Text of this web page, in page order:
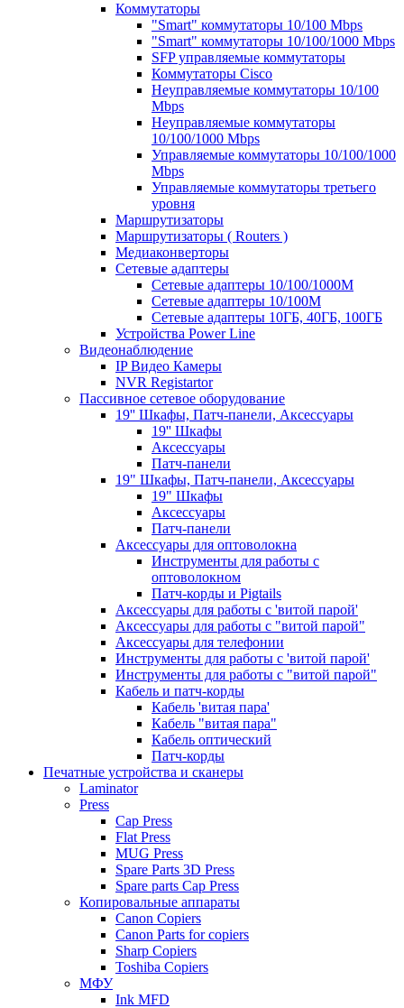
Коммутаторы
"Smart" коммутаторы 10/100 Mbps
"Smart" коммутаторы 10/100/1000 Mbps
SFP управляемые коммутаторы
Коммутаторы Cisco
Неуправляемые коммутаторы 10/100
Mbps
Неуправляемые коммутаторы
10/100/1000 Mbps
Управляемые коммутаторы 10/100/1000
Mbps
Управляемые коммутаторы третьего
уровня
Маршрутизаторы
Маршрутизаторы ( Routers )
Медиаконверторы
Сетевые адаптеры
Сетевые адаптеры 10/100/1000М
Сетевые адаптеры 10/100M
Сетевые адаптеры 10ГБ, 40ГБ, 100ГБ
Устройства Power Line
Видеонаблюдение
IP Видео Камеры
NVR Registartor
Пассивное сетевое оборудование
19'' Шкафы, Патч-панели, Аксессуары
19'' Шкафы
Аксессуары
Патч-панели
19" Шкафы, Патч-панели, Аксессуары
19" Шкафы
Аксессуары
Патч-панели
Аксессуары для оптоволокна
Инструменты для работы с
оптоволокном
Патч-корды и Pigtails
Аксессуары для работы с 'витой парой'
Аксессуары для работы с "витой парой"
Аксессуары для телефонии
Инструменты для работы с 'витой парой'
Инструменты для работы с "витой парой"
Кабель и патч-корды
Кабель 'витая пара'
Кабель "витая пара"
Кабель оптический
Патч-корды
Печатные устройства и сканеры
Laminator
Press
Cap Press
Flat Press
MUG Press
Spare Parts 3D Press
Spare parts Cap Press
Копировальные аппараты
Canon Copiers
Canon Parts for copiers
Sharp Copiers
Toshiba Copiers
МФУ
Ink MFD